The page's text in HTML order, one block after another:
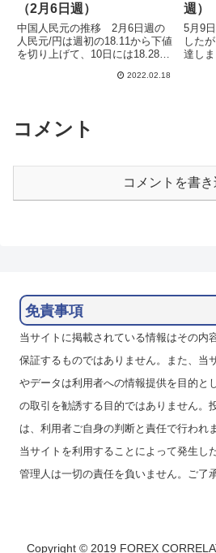
（2月6日週）
中国人民元の推移 2月6日週の
人民元/円は週初の18.11から下値
を切り上げて、10日には18.28の
更新しています。その後はウクラ
って来いとなりまし...
2022.02.18
週）
5月9
した
達し
があ
コメント
コメントを書き
免責事項
当サイトに掲載されている情報はその内
保証するものではありません。また、当
やデータは利用者への情報提供を目的と
の取引を勧誘する目的ではありません。
は、利用者ご自身の判断と責任で行われ
当サイトを利用することによって発生し
管理人は一切の責任を負いません。ご了
Copyright © 2019 FOREX